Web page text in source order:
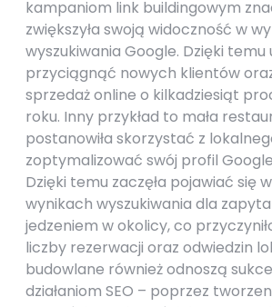
kampaniom link buildingowym
zwiększyła swoją widoczność w
wyszukiwania Google. Dzięki temu
przyciągnąć nowych klientów
sprzedaż online o kilkadziesiąt
roku. Inny przykład to mała
postanowiła skorzystać z
zoptymalizować swój profil
Dzięki temu zaczęła pojawiać się
wynikach wyszukiwania dla
jedzeniem w okolicy, co
liczby rezerwacji oraz odwiedzin
budowlane również odnoszą
działaniom SEO – poprzez